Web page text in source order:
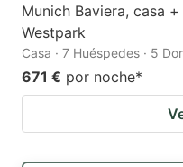
Munich Baviera, casa
Westpark
Casa · 7 Huéspedes · 5
671 € por noche*